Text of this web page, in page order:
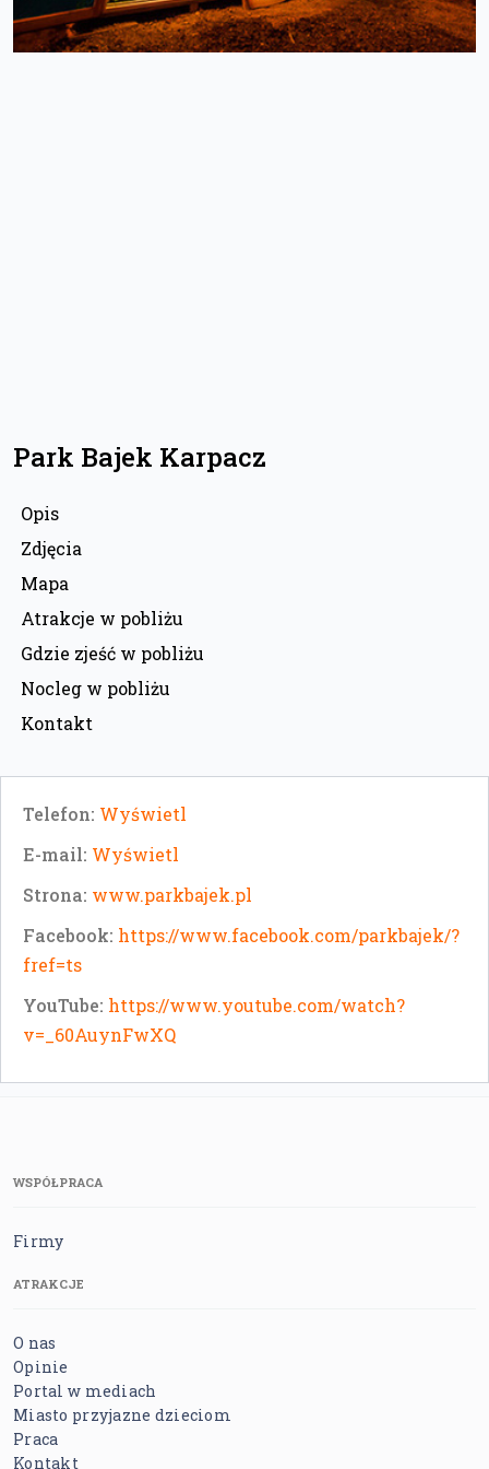
Park Bajek Karpacz
Opis
Zdjęcia
Mapa
Atrakcje w pobliżu
Gdzie zjeść w pobliżu
Nocleg w pobliżu
Kontakt
Telefon: Wyświetl
E-mail: Wyświetl
Strona: www.parkbajek.pl
Facebook: https://www.facebook.com/parkbajek/?
fref=ts
YouTube: https://www.youtube.com/watch?
v=_60AuynFwXQ
WSPÓŁPRACA
Firmy
ATRAKCJE
O nas
Opinie
Portal w mediach
Miasto przyjazne dzieciom
Praca
Kontakt